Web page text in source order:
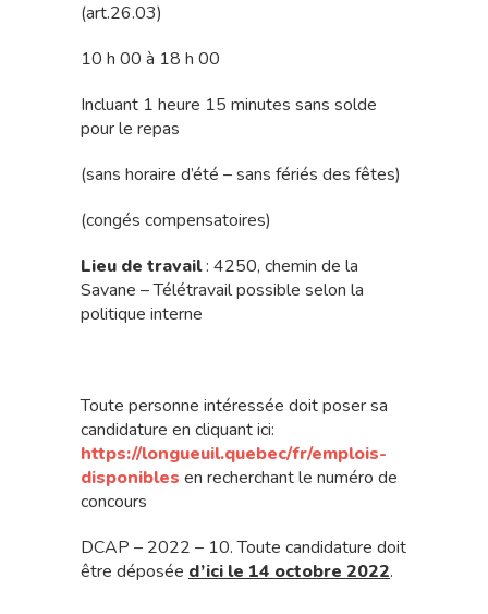
(art.26.03)
10 h 00 à 18 h 00
Incluant 1 heure 15 minutes sans solde
pour le repas
(sans horaire d’été – sans fériés des fêtes)
(congés compensatoires)
Lieu de travail: 4250, chemin de la
Savane – Télétravail possible selon la
politique interne
Toute personne intéressée doit poser sa
candidature en cliquant ici:
https://longueuil.quebec/fr/emplois-
disponibles en recherchant le numéro de
concours
DCAP – 2022 – 10. Toute candidature doit
être déposée d’ici le 14 octobre 2022.